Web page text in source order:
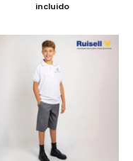
desde
incluido